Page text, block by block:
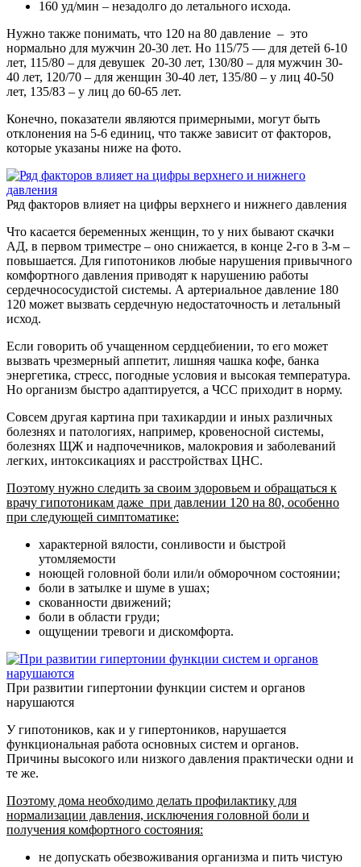
160 уд/мин – незадолго до летального исхода.
Нужно также понимать, что 120 на 80 давление – это
нормально для мужчин 20-30 лет. Но 115/75 — для детей 6-10
лет, 115/80 – для девушек 20-30 лет, 130/80 – для мужчин 30-
40 лет, 120/70 – для женщин 30-40 лет, 135/80 – у лиц 40-50
лет, 135/83 – у лиц до 60-65 лет.
Конечно, показатели являются примерными, могут быть
отклонения на 5-6 единиц, что также зависит от факторов,
которые указаны ниже на фото.
Ряд факторов влияет на цифры верхнего и нижнего давления
Что касается беременных женщин, то у них бывают скачки
АД, в первом триместре – оно снижается, в конце 2-го в 3-м –
повышается. Для гипотоников любые нарушения привычного
комфортного давления приводят к нарушению работы
сердечнососудистой системы. А артериальное давление 180
120 может вызвать сердечную недостаточность и летальный
исход.
Если говорить об учащенном сердцебиении, то его может
вызвать чрезмерный аппетит, лишняя чашка кофе, банка
энергетика, стресс, погодные условия и высокая температура.
Но организм быстро адаптируется, а ЧСС приходит в норму.
Совсем другая картина при тахикардии и иных различных
болезнях и патологиях, например, кровеносной системы,
болезнях ЩЖ и надпочечников, малокровия и заболеваний
легких, интоксикациях и расстройствах ЦНС.
Поэтому нужно следить за своим здоровьем и обращаться к
врачу гипотоникам даже при давлении 120 на 80, особенно
при следующей симптоматике:
характерной вялости, сонливости и быстрой
утомляемости
ноющей головной боли или/и обморочном состоянии;
боли в затылке и шуме в ушах;
скованности движений;
боли в области груди;
ощущении тревоги и дискомфорта.
При развитии гипертонии функции систем и органов
нарушаются
У гипотоников, как и у гипертоников, нарушается
функциональная работа основных систем и органов.
Причины высокого или низкого давления практически одни и
те же.
Поэтому дома необходимо делать профилактику для
нормализации давления, исключения головной боли и
получения комфортного состояния:
не допускать обезвоживания организма и пить чистую